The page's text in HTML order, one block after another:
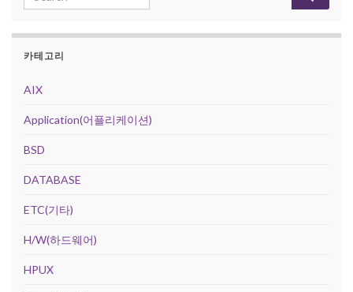
카테고리
AIX
Application(어플리케이션)
BSD
DATABASE
ETC(기타)
H/W(하드웨어)
HPUX